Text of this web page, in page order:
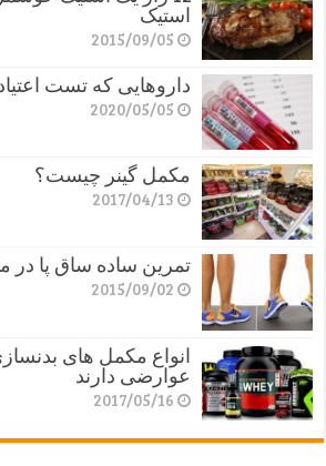
استیک
2015/09/05
داروهایی که تست
2020/05/05
مکمل گینر چیست؟
2017/04/13
تمرین ساده ساق پا در
2015/09/02
انواع مکمل های
عوارضی دارند
2017/05/16